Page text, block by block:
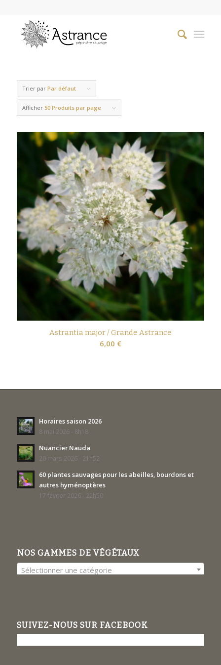
Trier par Par défaut
Afficher 50 Produits par page
Astrantia major / Grande Astrance
6,00 €
Horaires saison 2026
8 mai 2026 - 8h18
Nuancier Nauda
20 mars 2026 - 21h52
60 plantes sauvages pour les abeilles, bourdons et
autres hyménoptères
17 février 2026 - 22h50
NOS GAMMES DE VÉGÉTAUX
Sélectionner une catégorie
SUIVEZ-NOUS SUR FACEBOOK